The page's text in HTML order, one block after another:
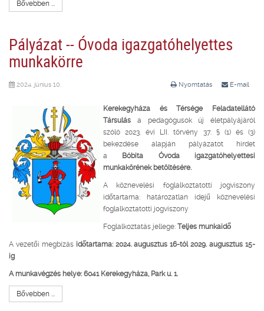
Bővebben ...
Pályázat -- Óvoda igazgatóhelyettes
munkakörre
Nyomtatás E-mail
2024. június 10.
Kerekegyháza és Térsége Feladatellátó
Társulás a pedagógusok új életpályájáról
szóló 2023. évi LII. törvény 37. § (1) és (3)
bekezdése alapján pályázatot hirdet
a
Bóbita Óvoda igazgatóhelyettesi
munkakörének betöltésére.
A köznevelési foglalkoztatotti jogviszony
időtartama: határozatlan idejű köznevelési
foglalkoztatotti jogviszony
Foglalkoztatás jellege: Teljes munkaidő
A vezetői megbízás időtartama: 2024. augusztus 16-tól 2029. augusztus 15-
ig
A munkavégzés helye: 6041 Kerekegyháza, Park u. 1.
Bővebben ...